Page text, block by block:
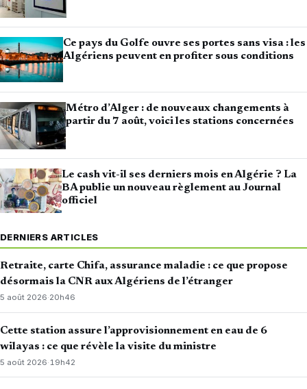
Ce pays du Golfe ouvre ses portes sans visa : les
Algériens peuvent en profiter sous conditions
Métro d’Alger : de nouveaux changements à
partir du 7 août, voici les stations concernées
Le cash vit-il ses derniers mois en Algérie ? La
BA publie un nouveau règlement au Journal
officiel
DERNIERS ARTICLES
Retraite, carte Chifa, assurance maladie : ce que propose
désormais la CNR aux Algériens de l’étranger
5 août 2026·20h46
Cette station assure l’approvisionnement en eau de 6
wilayas : ce que révèle la visite du ministre
5 août 2026· 19h42